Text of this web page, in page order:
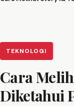
TEKNOLOGI
Cara
Diketahui